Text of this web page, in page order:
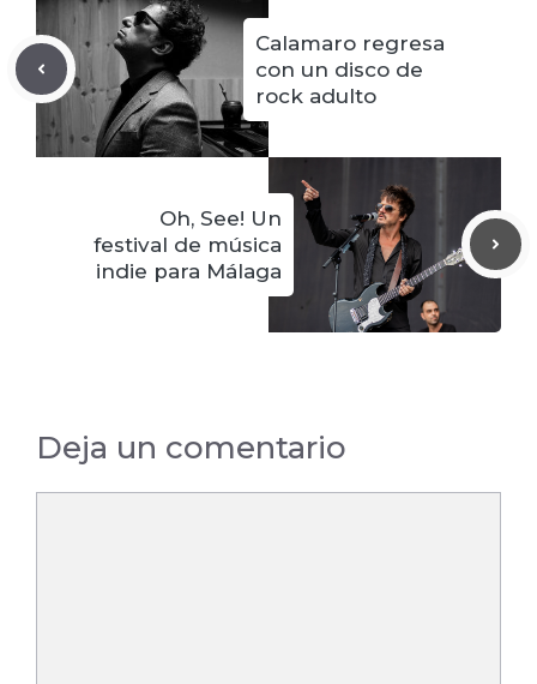
Calamaro regresa
con un disco de
rock adulto
Oh, See! Un
festival de música
indie para Málaga
Deja un comentario